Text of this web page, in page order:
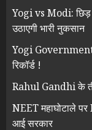
Yogi vs Modi: छिड़
उठाएगी भारी नुकसान
Yogi Government ने
रिकॉर्ड !
Rahul Gandhi के
NEET महाघोटाले
आई सरकार